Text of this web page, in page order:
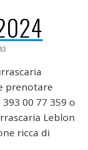
prenotare
00 77 359 o
Leblon
ricca di